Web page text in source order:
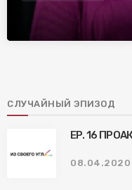
СЛУЧАЙНЫЙ ЭПИЗОД
EP. 16
08.04.2020